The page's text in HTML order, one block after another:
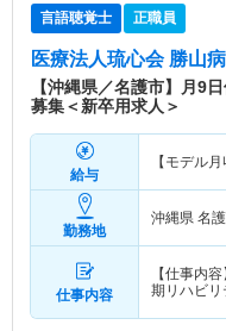
言語聴覚士 正職員
医療法人琉心会 勝山
【沖縄県／名護市】月9
募集＜新卒用求人＞
給与
【モデル月
勤務地
沖縄県 名
仕事内容
【仕事内
期リハビ